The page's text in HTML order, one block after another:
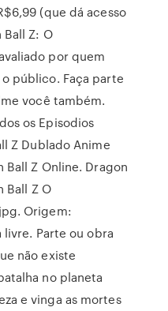
(que dá acesso
Z: O
por quem
público. Faça parte
você também.
os Episodios
Z Dublado Anime
Z Online. Dragon
Ball Z O
Origem:
Parte ou obra
não existe
no planeta
e vinga as mortes